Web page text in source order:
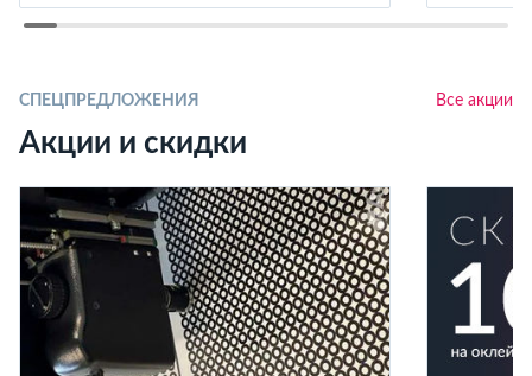
СПЕЦПРЕДЛОЖЕНИЯ Все акции
Акции и скидки